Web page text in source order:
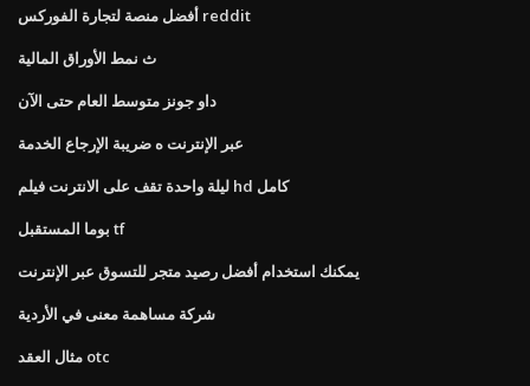
أفضل منصة لتجارة الفوركس reddit
ث نمط الأوراق المالية
داو جونز متوسط ​​العام حتى الآن
عبر الإنترنت ه ضريبة الإرجاع الخدمة
ليلة واحدة تقف على الانترنت فيلم hd كامل
بوما المستقبل tf
يمكنك استخدام أفضل رصيد متجر للتسوق عبر الإنترنت
شركة مساهمة معنى في الأردية
مثال العقد otc